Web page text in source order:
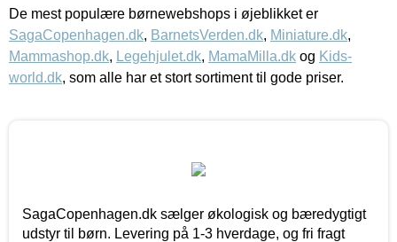
De mest populære børnewebshops i øjeblikket er
SagaCopenhagen.dk, BarnetsVerden.dk, Miniature.dk,
Mammashop.dk, Legehjulet.dk, MamaMilla.dk og Kids-
world.dk, som alle har et stort sortiment til gode priser.
SagaCopenhagen.dk sælger økologisk og bæredygtigt
udstyr til børn. Levering på 1-3 hverdage, og fri fragt